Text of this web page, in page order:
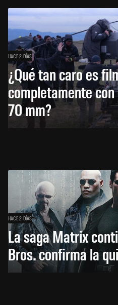
HACE 2 DÍAS
¿Qué tan caro es
completamente
70 mm?
HACE 2 DÍAS
La saga Matrix
Bros. confirma la